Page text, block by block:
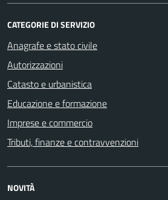
CATEGORIE DI SERVIZIO
Anagrafe e stato civile
Autorizzazioni
Catasto e urbanistica
Educazione e formazione
Imprese e commercio
Tributi, finanze e contravvenzioni
NOVITÀ